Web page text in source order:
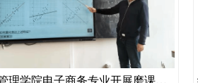
经济与管理学院电子商务专业开展磨课活动